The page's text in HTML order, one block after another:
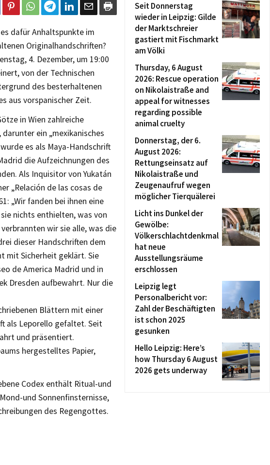
dafür Anhaltspunkte im
Originalhandschriften?
4. Dezember, um 19:00
von der Technischen
des besterhaltenen
aus vorspanischer Zeit.
in Wien zahlreiche
ein „mexikanisches
es als Maya-Handschrift
die Aufzeichnungen des
Als Inquisitor von Yukatán
„Relación de las cosas de
„Wir fanden bei ihnen eine
nichts enthielten, was von
wir sie alle, was die
dieser Handschriften dem
mit Sicherheit geklärt. Sie
de America Madrid und in
Dresden aufbewahrt. Nur die
Blättern mit einer
als Leporello gefaltet. Seit
und präsentiert.
hergestelltes Papier,
Codex enthält Ritual-und
und Sonnenfinsternisse,
des Regengottes.
Seit Donnerstag
wieder in Leipzig: Gilde
der Marktschreier
gastiert mit Fischmarkt
am Völki
Thursday, 6 August
2026: Rescue operation
on Nikolaistraße and
appeal for witnesses
regarding possible
animal cruelty
Donnerstag, der 6.
August 2026:
Rettungseinsatz auf
Nikolaistraße und
Zeugenaufruf wegen
möglicher Tierquälerei
Licht ins Dunkel der
Gewölbe:
Völkerschlachtdenkmal
hat neue
Ausstellungsräume
erschlossen
Leipzig legt
Personalbericht vor:
Zahl der Beschäftigten
ist schon 2025
gesunken
Hello Leipzig: Here’s
how Thursday 6 August
2026 gets underway